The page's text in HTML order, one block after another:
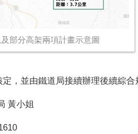
部分高架兩項計畫示意圖
，並由鐵道局接續辦理後續綜
黃小姐